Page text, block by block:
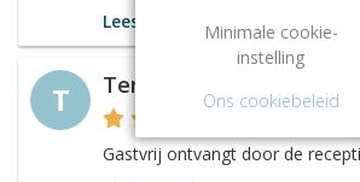
Lees meer
T Ten Bos fysio
Gastvrij ontvangt door de
Minimale cookie-
instelling
Ons cookiebeleid